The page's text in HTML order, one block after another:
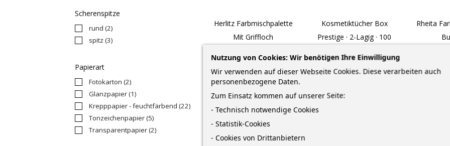
Scherenspitze
rund(2)
spitz(3)
Papierart
Fotokarton(2)
Glanzpapier(1)
Krepppapier - feuchtfärbend(22)
Tonzeichenpapier(5)
Transparentpapier(2)
Herlitz Farbmischpalette
Mit Griffloch
Kunststoff mit 10 Mulden
und Griffloch
Preis
1,72 € *
– +
Kosmetiktücher Box
Prestige · 2-Lagig · 100
Rheita
Nutzung von Cookies: Wir benötigen Ihre Einwilligung
Wir verwenden auf dieser Webseite Cookies. Diese verarbeiten auch
personenbezogene Daten.
Zum Einsatz kommen auf unserer Seite:
- Technisch notwendige Cookies
- Statistik-Cookies
- Cookies von Drittanbietern